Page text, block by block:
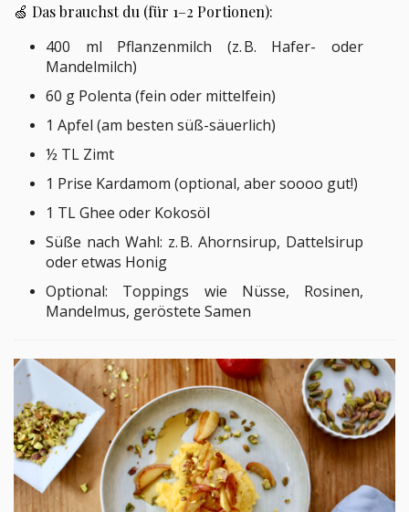
🍏 Das brauchst du (für 1–2 Portionen):
400 ml Pflanzenmilch (z. B. Hafer- oder
Mandelmilch)
60 g Polenta (fein oder mittelfein)
1 Apfel (am besten süß-säuerlich)
½ TL Zimt
1 Prise Kardamom (optional, aber soooo gut!)
1 TL Ghee oder Kokosöl
Süße nach Wahl: z. B. Ahornsirup, Dattelsirup
oder etwas Honig
Optional: Toppings wie Nüsse, Rosinen,
Mandelmus, geröstete Samen